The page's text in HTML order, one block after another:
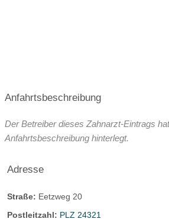
Anfahrtsbeschreibung
Der Betreiber dieses Zahnarzt-Eintrags
Anfahrtsbeschreibung hinterlegt.
Adresse
Straße: Eetzweg 20
Postleitzahl: PLZ 24321